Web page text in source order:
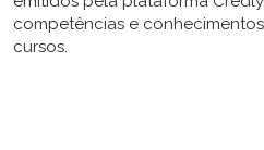
competências e
cursos.